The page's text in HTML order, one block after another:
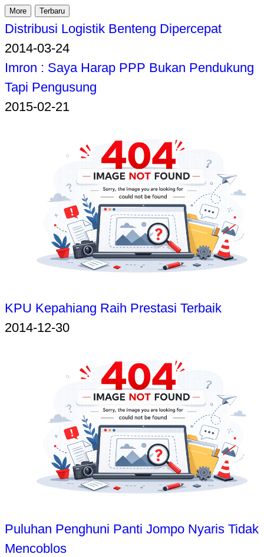
More Terbaru
Distribusi Logistik Benteng Dipercepat
2014-03-24
Imron : Saya Harap PPP Bukan Pendukung
Tapi Pengusung
2015-02-21
KPU Kepahiang Raih Prestasi Terbaik
2014-12-30
Puluhan Penghuni Panti Jompo Nyaris Tidak
Mencoblos